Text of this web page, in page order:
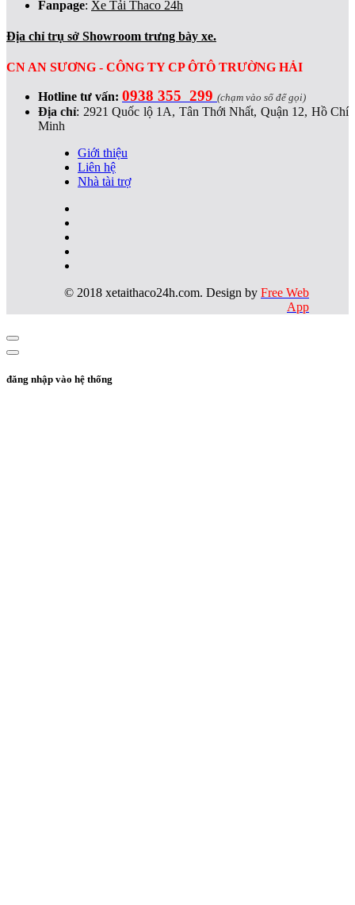
Fanpage: Xe Tải Thaco 24h
Địa chỉ trụ sở Showroom trưng bày xe.
CN AN SƯƠNG - CÔNG TY CP ÔTÔ TRƯỜNG HẢI
Hotline tư vấn: 0938 355 299 (chạm vào số để gọi)
Địa chỉ: 2921 Quốc lộ 1A, Tân Thới Nhất, Quận 12, Hồ Chí
Minh
Giới thiệu
Liên hệ
Nhà tài trợ
© 2018 xetaithaco24h.com. Design by Free Web
App
đăng nhập vào hệ thống